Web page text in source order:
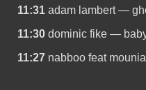
11:31 adam lambert —
11:30 dominic fike —
11:27 nabboo feat